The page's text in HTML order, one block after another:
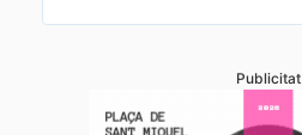
Publicitat